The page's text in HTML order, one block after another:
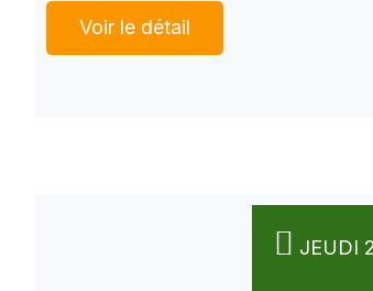
Voir le détail
JEUDI